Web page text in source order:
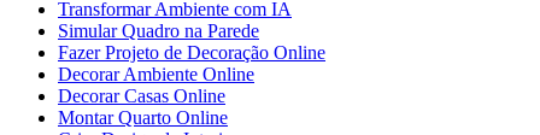
Transformar Ambiente com IA
Simular Quadro na Parede
Fazer Projeto de Decoração Online
Decorar Ambiente Online
Decorar Casas Online
Montar Quarto Online